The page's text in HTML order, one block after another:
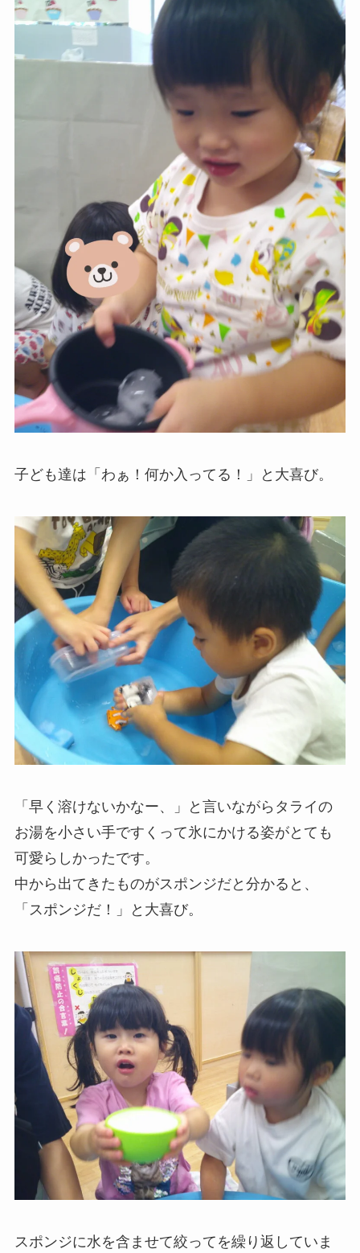
子ども達は「わぁ！何か入ってる！」と大喜び。
「早く溶けないかなー、」と言いながらタライの
お湯を小さい手ですくって氷にかける姿がとても
可愛らしかったです。
中から出てきたものがスポンジだと分かると、
「スポンジだ！」と大喜び。
スポンジに水を含ませて絞ってを繰り返していま